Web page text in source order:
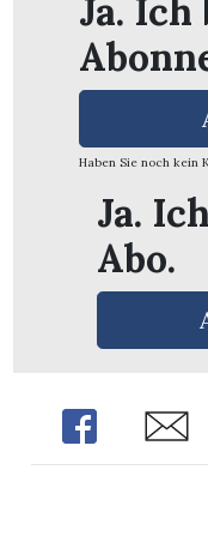
Ja. Ich
Haben Sie noch kein
Ja.
Abo.
Share Share